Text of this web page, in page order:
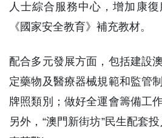
人士綜合服務中心，增加康
《國家安全教育》補充教材。
配合多元發展方面，包括建設
定藥物及醫療器械規範和監管
牌照類別；做好全運會籌備工
另外，“澳門新街坊”民生配套